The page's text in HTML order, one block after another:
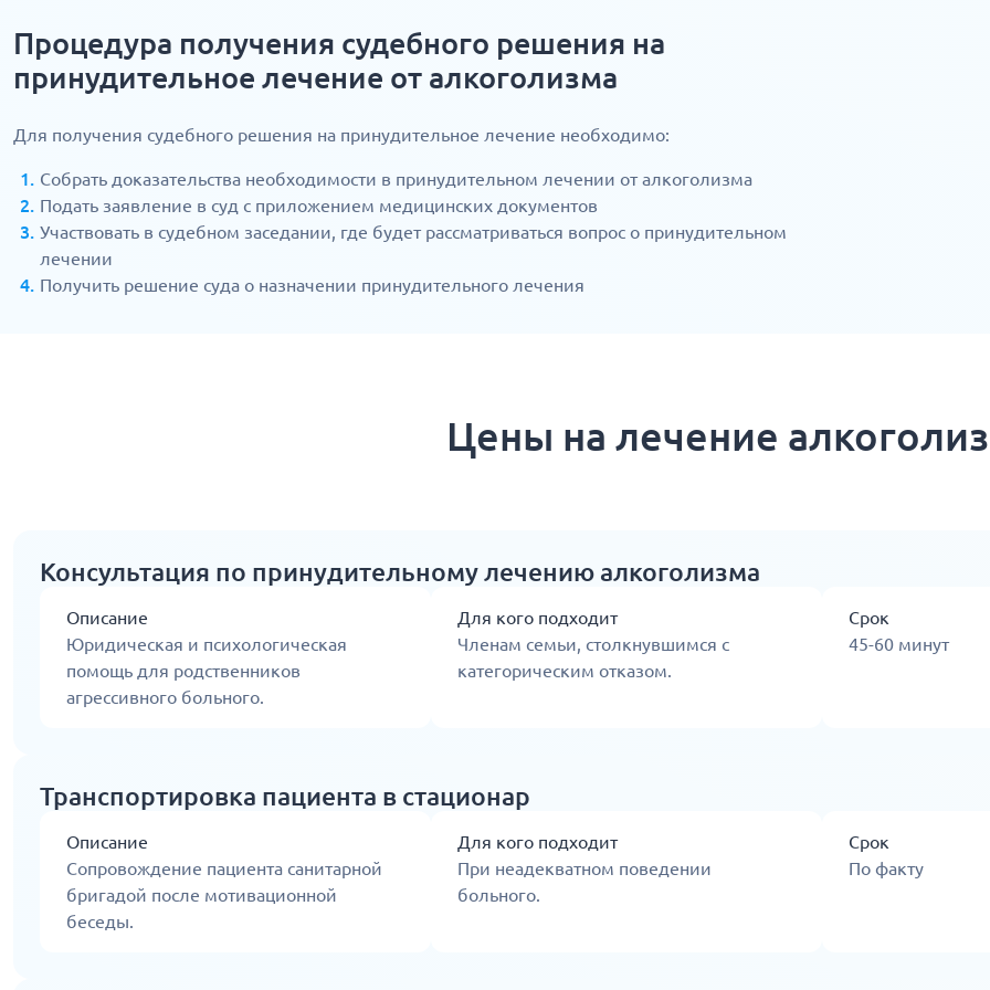
Процедура получения судебного решения на
принудительное лечение от алкоголизма
Для получения судебного решения на принудительное лечение необходимо:
Собрать доказательства необходимости в принудительном лечении от алкоголизма
Подать заявление в суд с приложением медицинских документов
Участвовать в судебном заседании, где будет рассматриваться вопрос о принудительном
лечении
Получить решение суда о назначении принудительного лечения
Цены на лечение
Консультация по принудительному лечению алкоголизма
Описание
Юридическая и психологическая
помощь для родственников
агрессивного больного.
Для кого подходит
Членам семьи, столкнувшимся с
категорическим отказом.
Срок
45-60 минут
Транспортировка пациента в стационар
Описание
Сопровождение пациента санитарной
бригадой после мотивационной
беседы.
Для кого подходит
При неадекватном поведении
больного.
Срок
По факту